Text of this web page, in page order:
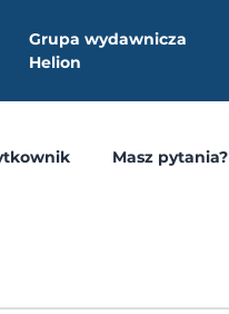
Grupa wydawnicza
Helion
Masz pytania?